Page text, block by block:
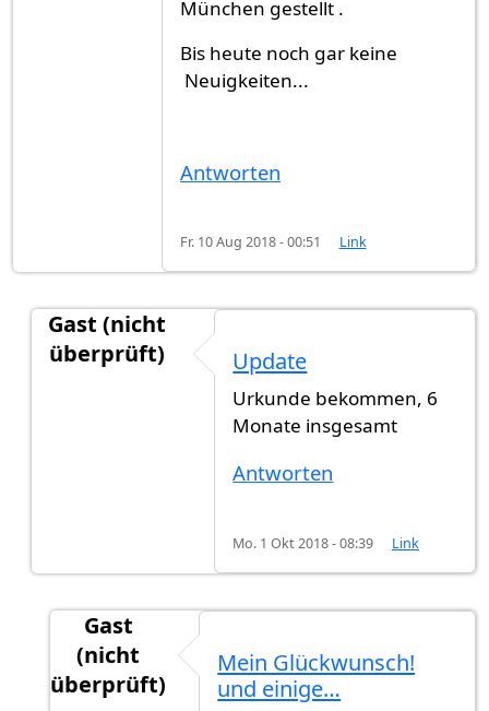
München gestellt .
Bis heute noch gar keine
Neuigkeiten...
Antworten
Fr. 10 Aug 2018 - 00:51 Link
Gast (nicht
überprüft)
vonGast (nicht überprüft)
Update
Urkunde bekommen, 6
Monate insgesamt
Antworten
Mo. 1 Okt 2018 - 08:39 Link
Gast
(nicht
überprüft)
Mein Glückwunsch!
und einige…